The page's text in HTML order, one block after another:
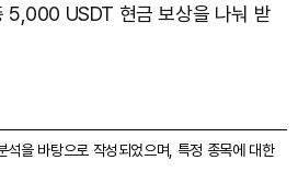
5,000 USDT 현금 보상을 나눠 받
석을 바탕으로 작성되었으며, 특정 종목에 대한